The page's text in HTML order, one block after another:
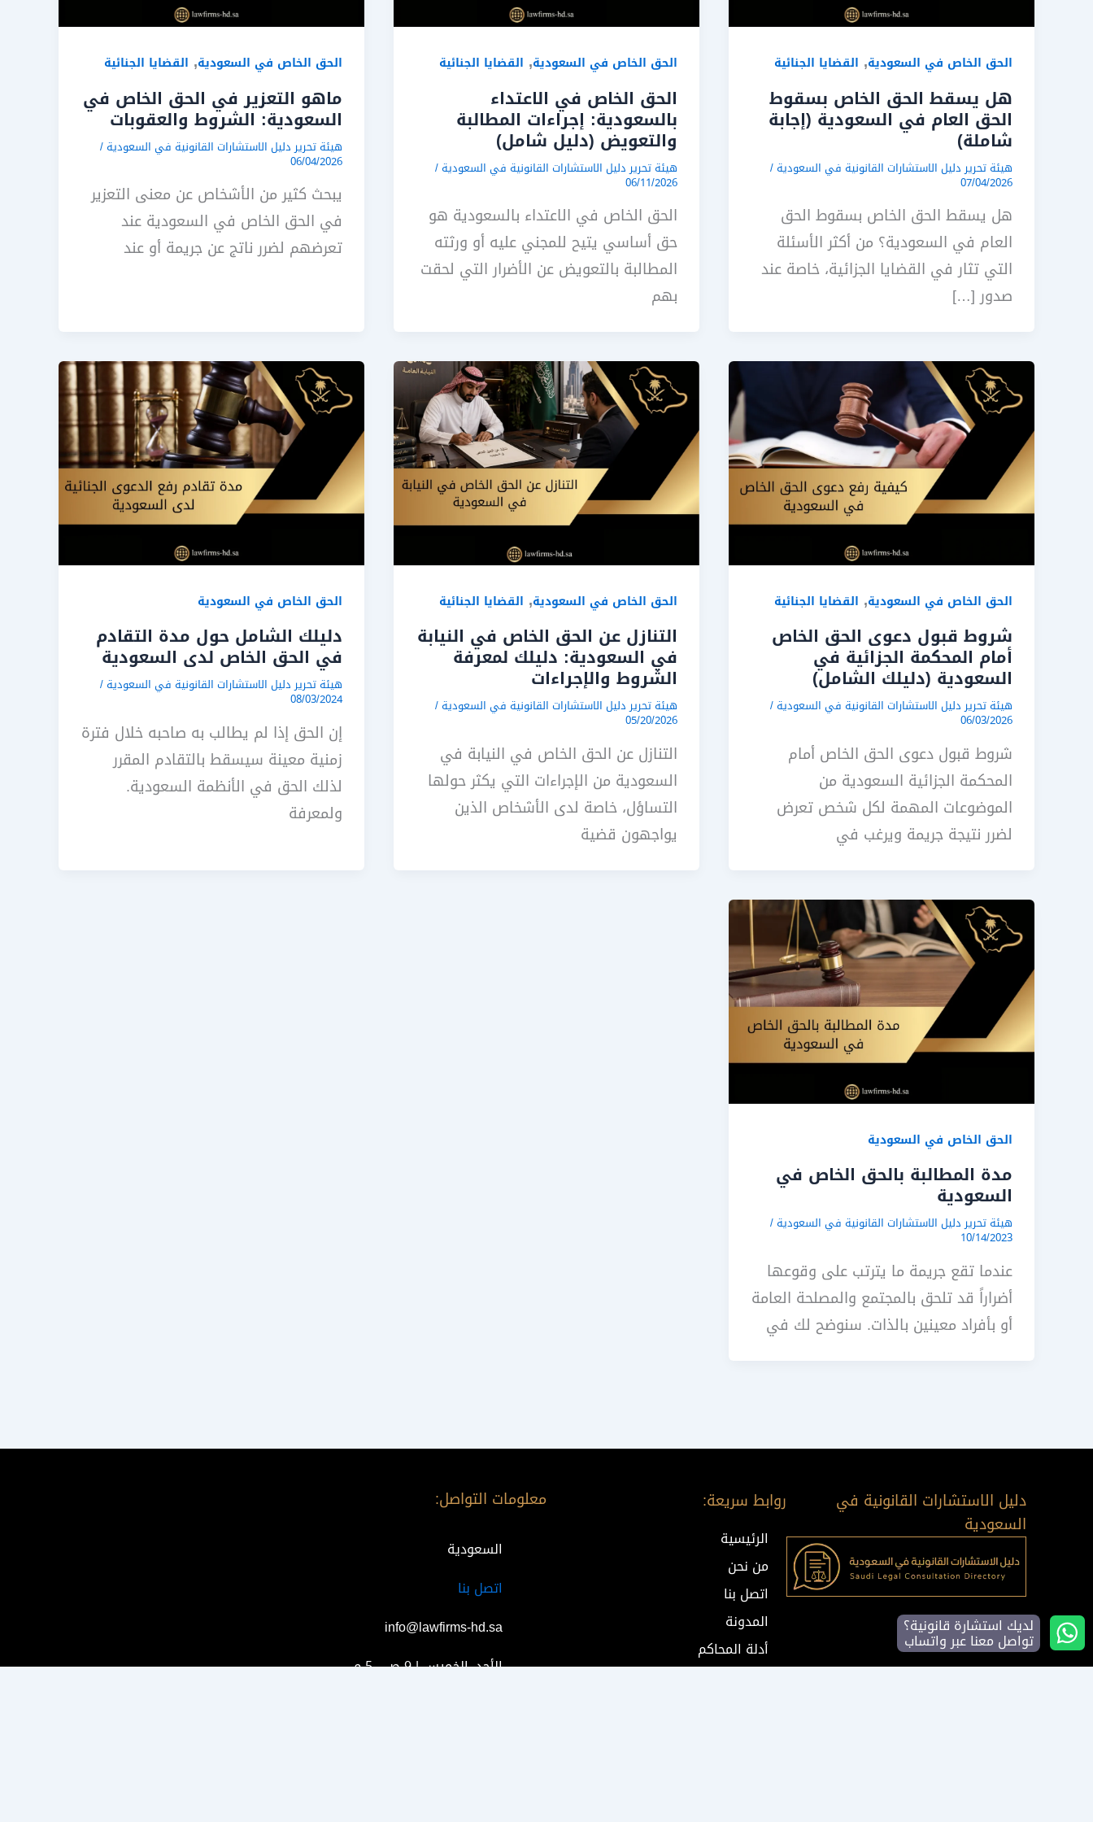
الحق الخاص في السعودية, القضايا الجنائية
هل يسقط الحق الخاص بسقوط
الحق العام في السعودية (إجابة
شاملة)
هيئة تحرير دليل الاستشارات القانونية في السعودية /
07/04/2026
هل يسقط الحق الخاص بسقوط الحق
العام في السعودية؟ من أكثر الأسئلة
التي تثار في القضايا الجزائية، خاصة عند
صدور […]
الحق الخاص في السعودية, القضايا الجنائية
الحق الخاص في الاعتداء
بالسعودية: إجراءات المطالبة
والتعويض (دليل شامل)
هيئة تحرير دليل الاستشارات القانونية في السعودية /
06/11/2026
الحق الخاص في الاعتداء بالسعودية هو
حق أساسي يتيح للمجني عليه أو ورثته
المطالبة بالتعويض عن الأضرار التي لحقت
بهم
الحق الخاص في السعودية, القضايا الجنائية
ماهو التعزير في الحق الخاص في
السعودية: الشروط والعقوبات
هيئة تحرير دليل الاستشارات القانونية في السعودية /
06/04/2026
يبحث كثير من الأشخاص عن معنى التعزير
في الحق الخاص في السعودية عند
تعرضهم لضرر ناتج عن جريمة أو عند
الحق الخاص في السعودية, القضايا الجنائية
شروط قبول دعوى الحق الخاص
أمام المحكمة الجزائية في
السعودية (دليلك الشامل)
هيئة تحرير دليل الاستشارات القانونية في السعودية /
06/03/2026
شروط قبول دعوى الحق الخاص أمام
المحكمة الجزائية السعودية من
الموضوعات المهمة لكل شخص تعرض
لضرر نتيجة جريمة ويرغب في
الحق الخاص في السعودية, القضايا الجنائية
التنازل عن الحق الخاص في النيابة
في السعودية: دليلك لمعرفة
الشروط والإجراءات
هيئة تحرير دليل الاستشارات القانونية في السعودية /
05/20/2026
التنازل عن الحق الخاص في النيابة في
السعودية من الإجراءات التي يكثر حولها
التساؤل، خاصة لدى الأشخاص الذين
يواجهون قضية
الحق الخاص في السعودية
دليلك الشامل حول مدة التقادم
في الحق الخاص لدى السعودية
هيئة تحرير دليل الاستشارات القانونية في السعودية /
08/03/2024
إن الحق إذا لم يطالب به صاحبه خلال فترة
زمنية معينة سيسقط بالتقادم المقرر
لذلك الحق في الأنظمة السعودية.
ولمعرفة
الحق الخاص في السعودية
مدة المطالبة بالحق الخاص في
السعودية
هيئة تحرير دليل الاستشارات القانونية في السعودية /
10/14/2023
عندما تقع جريمة ما يترتب على وقوعها
أضراراً قد تلحق بالمجتمع والمصلحة العامة
أو بأفراد معينين بالذات. سنوضح لك في
دليل الاستشارات القانونية في
السعودية
روابط سريعة:
الرئيسية
من نحن
اتصل بنا
المدونة
أدلة المحاكم
معلومات التواصل:
السعودية
اتصل بنا
info@lawfirms-hd.sa
الأحد–الخميس | 9 ص - 5 م
لديك استشارة قانونية؟
تواصل معنا عبر واتساب